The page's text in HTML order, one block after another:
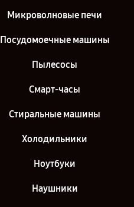
Микроволновые печи
Посудомоечные машины
Пылесосы
Смарт-часы
Стиральные машины
Холодильники
Ноутбуки
Наушники